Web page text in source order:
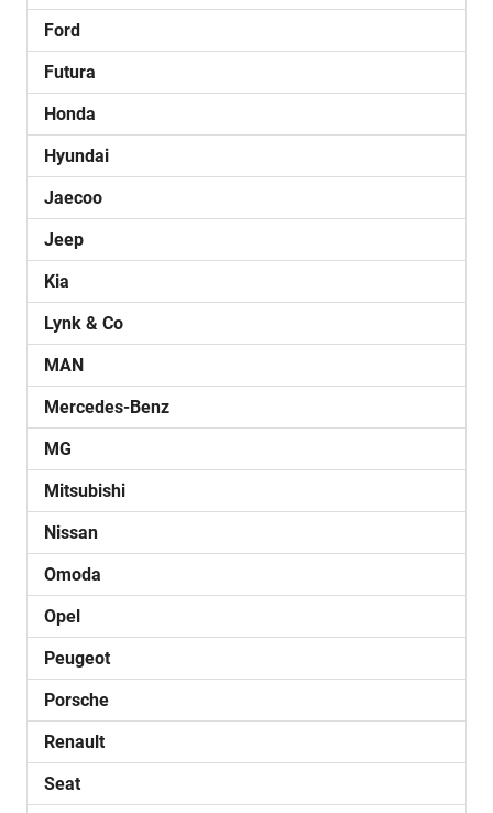
Ford
Futura
Honda
Hyundai
Jaecoo
Jeep
Kia
Lynk & Co
MAN
Mercedes-Benz
MG
Mitsubishi
Nissan
Omoda
Opel
Peugeot
Porsche
Renault
Seat